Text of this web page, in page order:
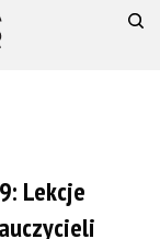
Lekcje